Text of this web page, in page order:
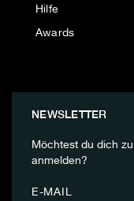
Hilfe
Awards
NEWSLETTER
Möchtest du dich
anmelden?
E-MAIL